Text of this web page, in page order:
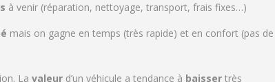
à venir (réparation, nettoyage, transport, frais fixes…)
mais on gagne en temps (très rapide) et en confort (pas de
La valeur d’un véhicule a tendance à baisser très